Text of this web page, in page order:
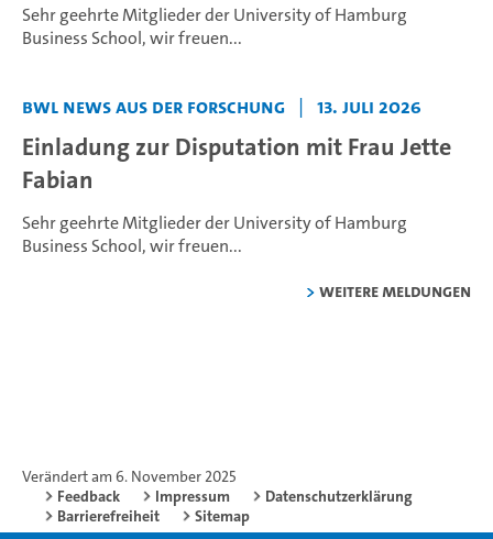
Sehr geehrte Mitglieder der University of Hamburg
Business School,wir freuen...
BWL News aus der Forschung | 13. Juli 2026
Einladung zur Disputation mit Frau Jette
Fabian
Sehr geehrte Mitglieder der University of Hamburg
Business School,wir freuen...
weitere Meldungen
Verändert am 6. November 2025
Feedback
Impressum
Datenschutzerklärung
Barrierefreiheit
Sitemap